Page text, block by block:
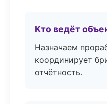
Кто ведёт
Назначаем
координирует
отчётность.